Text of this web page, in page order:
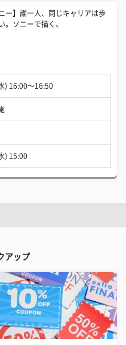
ニー】誰一人、同じキャリアは歩
。ソニーで描く、
) 16:00〜16:50
) 15:00
アップ